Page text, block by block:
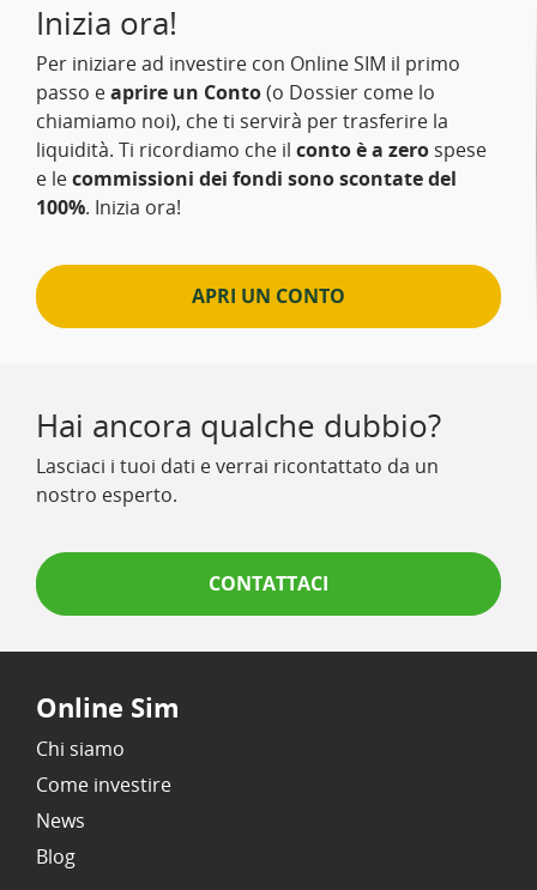
Inizia ora!
Per iniziare ad investire con Online SIM il primo
passo eaprire un Conto(o Dossier come lo
chiamiamo noi), che ti servirà per trasferire la
liquidità. Ti ricordiamo che il conto è a zero spese
e lecommissioni dei fondi sono scontate del
100%. Inizia ora!
APRI UN CONTO
Hai ancora qualche dubbio?
Lasciaci i tuoi dati e verrai ricontattato da un
nostro esperto.
CONTATTACI
Online Sim
Chi siamo
Come investire
News
Blog